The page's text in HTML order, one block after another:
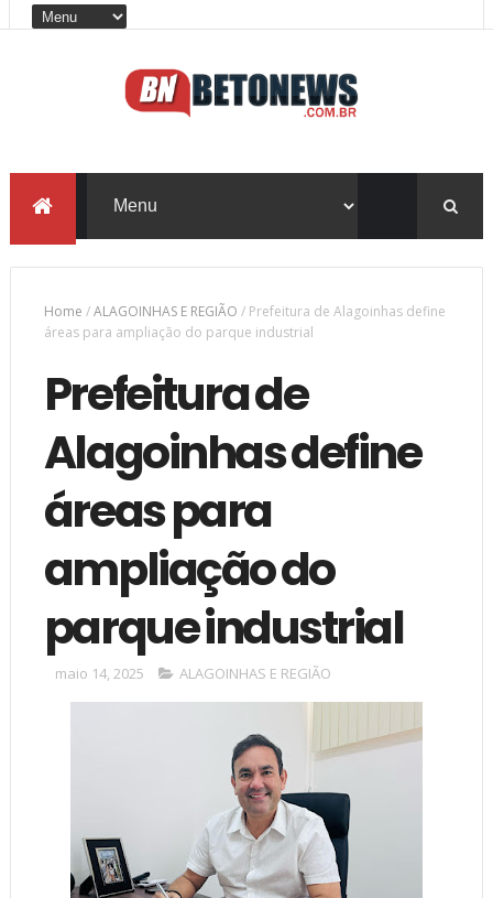
Home /ALAGOINHAS E REGIÃO / Prefeitura de Alagoinhas define
áreas para ampliação do parque industrial
Prefeitura de
Alagoinhas define
áreas para
ampliação do
parque industrial
maio 14, 2025 ALAGOINHAS E REGIÃO